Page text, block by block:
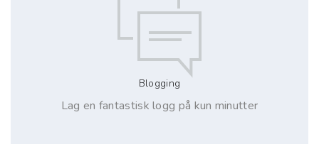
Blogging
Lag en fantastisk logg på kun minutter